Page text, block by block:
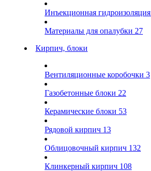
Инъекционная гидроизоляция
Материалы для опалубки 27
Кирпич, блоки
Вентиляционные коробочки 3
Газобетонные блоки 22
Керамические блоки 53
Рядовой кирпич 13
Облицовочный кирпич 132
Клинкерный кирпич 108